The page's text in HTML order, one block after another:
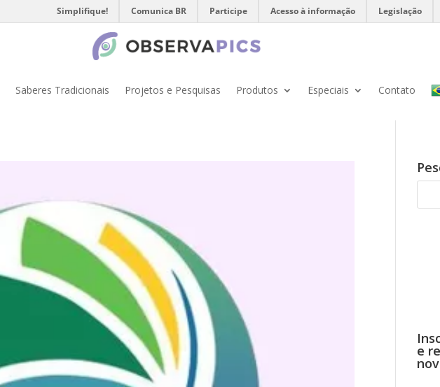
Simplifique! Comunica BR Participe Acesso à informação Legislação
Saberes Tradicionais Projetos e Pesquisas Produtos Especiais Contato
e